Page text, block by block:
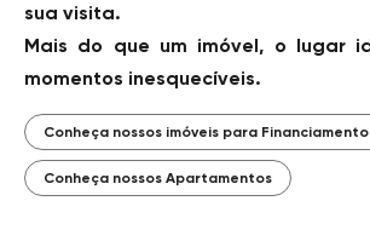
sua visita.
Mais do que um imóvel, o lugar
momentos inesquecíveis.
Conheça nossos imóveis para
Conheça nossos Apartamentos